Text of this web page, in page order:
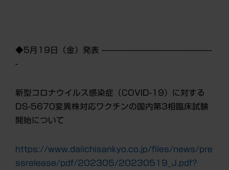
◆5月19日（金）発表 -------------------------------------------
-
新型コロナウイルス感染症（COVID-19）に対する
DS-5670変異株対応ワクチンの国内第3相臨床試験
開始について
https://www.daiichisankyo.co.jp/files/news/pre
ssrelease/pdf/202305/20230519_J.pdf?